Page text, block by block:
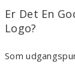
Er Det En
Logo?
Som